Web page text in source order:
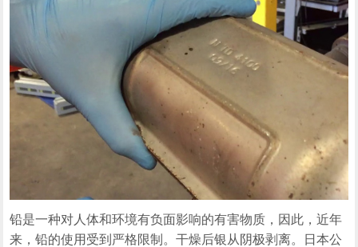
铅是一种对人体和环境有负面影响的有害物质，因此，近年
来，铅的使用受到严格限制。干燥后银从阴极剥离。日本公